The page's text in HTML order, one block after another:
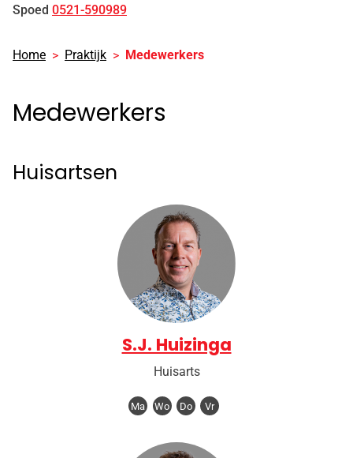
Spoed 0521-590989
Home Praktijk Medewerkers
Medewerkers
Huisartsen
S.J. Huizinga
Huisarts
Ma Wo Do Vr